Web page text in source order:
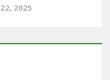
22, 2025